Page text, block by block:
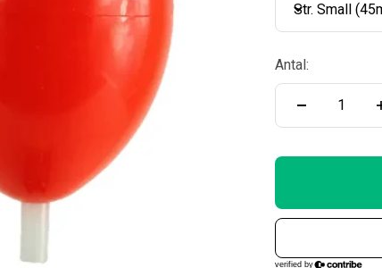
Str. Small
Antal: